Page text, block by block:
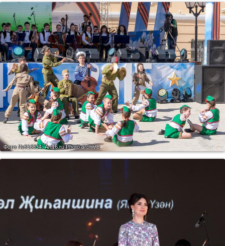
Фото №816834.Art16.ru Photo archive